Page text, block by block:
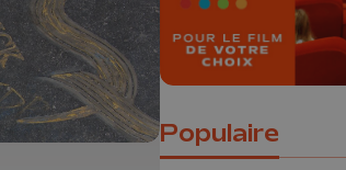
Populaire